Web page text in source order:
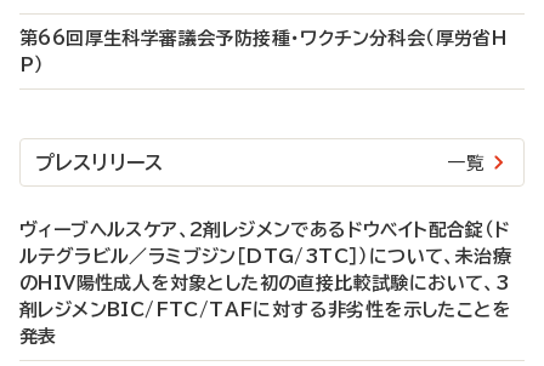
第66回厚生科学審議会予防接種・ワクチン分科会（厚労省H
P）
プレスリリース 一覧
ヴィーブヘルスケア、2剤レジメンであるドウベイト配合錠（ド
ルテグラビル／ラミブジン［DTG/3TC］）について、未治療
のHIV陽性成人を対象とした初の直接比較試験において、3
剤レジメンBIC/FTC/TAFに対する非劣性を示したことを
発表